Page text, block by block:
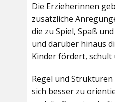
Die Erzieherinnen
zusätzliche
die zu Spiel, Spaß
und darüber hinaus
Kinder fördert, schult
Regel und
sich besser zu